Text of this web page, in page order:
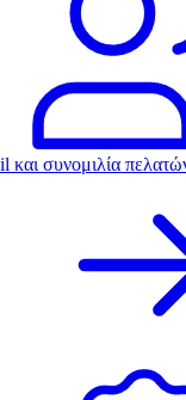
και συνομιλία